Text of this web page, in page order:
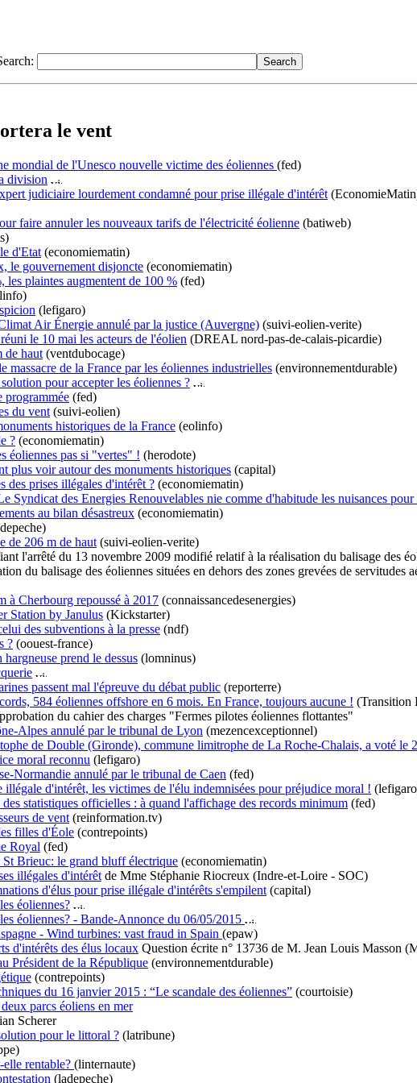
le vent
mondial de l'Unesco nouvelle victime des éoliennes (fed)
division
judiciaire lourdement condamné pour prise illégale d'intérêt
faire annuler les nouveaux tarifs de l'électricité éolienne (batiweb)
d'Etat (economiematin)
le gouvernement disjoncte (economiematin)
les plaintes augmentent de 100 % (fed)
(lefigaro)
Air Énergie annulé par la justice (Auvergne) (suivi-eolien-verite)
le 10 mai les acteurs de l'éolien (DREAL nord-pas-de-calais-picardie)
de haut (ventdubocage)
massacre de la France par les éoliennes industrielles (environnementdurable)
pour accepter les éoliennes ?
programmée (fed)
du vent (suivi-eolien)
historiques de la France (eolinfo)
? (economiematin)
éoliennes pas si "vertes" ! (herodote)
plus voir autour des monuments historiques (capital)
des prises illégales d'intérêt ? (economiematin)
Syndicat des Energies Renouvelables nie comme d'habitude les nuisances
au bilan désastreux (economiematin)
de 206 m de haut (suivi-eolien-verite)
l'arrêté du 13 novembre 2009 modifié relatif à la réalisation du balisage des
du balisage des éoliennes situées en dehors des zones grevées de
à Cherbourg repoussé à 2017 (connaissancedesenergies)
Station by Janulus (Kickstarter)
des subventions à la presse (ndf)
? (oouest-france)
prend le dessus (lomninus)
passent mal l'épreuve du débat public (reporterre)
584 éoliennes offshore en 6 mois. En France, toujours aucune ! (Transition
du cahier des charges "Fermes pilotes éoliennes flottantes"
Alpes annulé par le tribunal de Lyon (mezencexceptionnel)
de Double (Gironde), commune limitrophe de La Roche-Chalais, a voté le
moral reconnu (lefigaro)
Normandie annulé par le tribunal de Caen (fed)
d'intérêt, les victimes de l'élu indemnisées pour préjudice moral !
statistiques officielles : à quand l'affichage des records minimum (fed)
de vent (reinformation.tv)
filles d'Éole (contrepoints)
Royal (fed)
Brieuc: le grand bluff électrique (economiematin)
illégales d'intérêt de Mme Stéphanie Riocreux (Indre-et-Loire - SOC)
d'élus pour prise illégale d'intérêts s'empilent (capital)
éoliennes?
éoliennes? - Bande-Annonce du 06/05/2015
- Wind turbines: vast fraud in Spain (epaw)
d'intérêts des élus locaux Question écrite n° 13736 de M. Jean Louis Masson
Président de la République (environnementdurable)
(contrepoints)
du 16 janvier 2015 : “Le scandale des éoliennes” (courtoisie)
parcs éoliens en mer
Scherer
pour le littoral ? (latribune)
rentable? (linternaute)
(ladepeche)